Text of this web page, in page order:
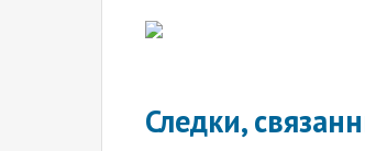
Следки,